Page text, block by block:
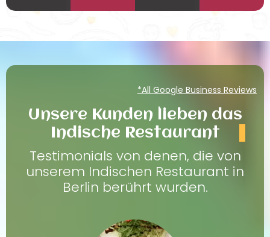
*All Google Business Reviews
Unsere Kunden lieben das
Indische Restaurant
Testimonials von denen, die von
unserem Indischen Restaurant in
Berlin berührt wurden.